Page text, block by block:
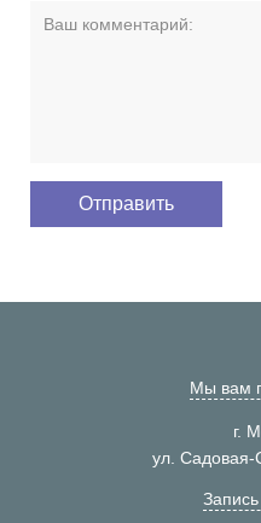
Мы вам
г.
ул. Садовая-